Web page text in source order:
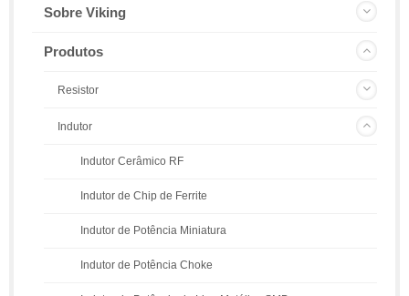
Sobre Viking
Produtos
Resistor
Indutor
Indutor Cerâmico RF
Indutor de Chip de Ferrite
Indutor de Potência Miniatura
Indutor de Potência Choke